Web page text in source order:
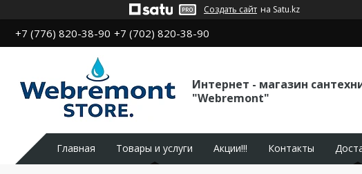
Создать сайт на Satu.kz
+7 (776) 820-38-90 +7 (702) 820-38-90
Интернет - магазин
"Webremont"
Главная Товары и услуги Акции!!! Контакты